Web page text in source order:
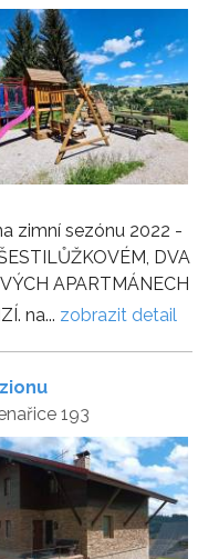
zimní sezónu 2022 -
DVA
APARTMÁNECH
na... zobrazit detail
193